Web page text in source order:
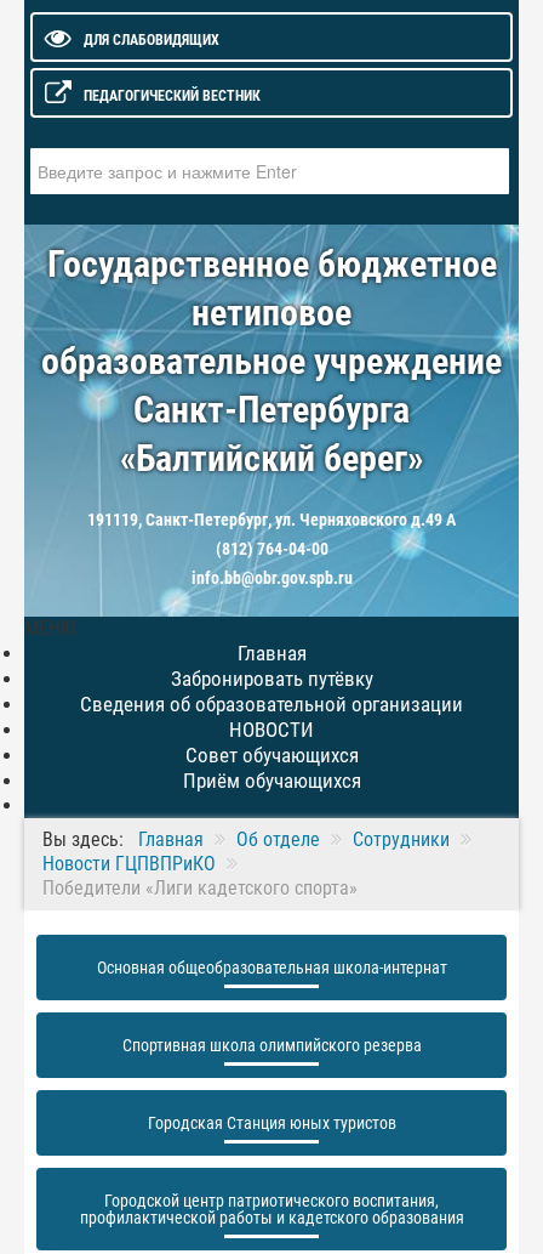
ДЛЯ СЛАБОВИДЯЩИХ
ПЕДАГОГИЧЕСКИЙ ВЕСТНИК
Государственное бюджетное
нетиповое
образовательное учреждение
Санкт-Петербурга
«Балтийский берег»
191119, Санкт-Петербург, ул. Черняховского д.49 А
(812) 764-04-00
info.bb@obr.gov.spb.ru
МЕНЮ
Главная
Забронировать путёвку
Сведения об образовательной организации
НОВОСТИ
Совет обучающихся
Приём обучающихся
Вы здесь: Главная Об отделе
Сотрудники
Новости ГЦПВПРиКО
Победители «Лиги кадетского спорта»
Основная общеобразовательная школа-интернат
Спортивная школа олимпийского резерва
Городская Станция юных туристов
Городской центр патриотического воспитания,
профилактической работы и кадетского образования